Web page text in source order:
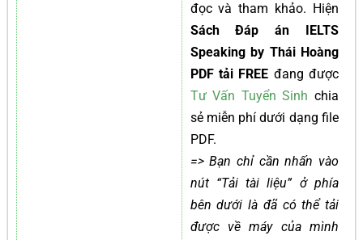
đọc và tham khảo. Hiện
Sách Đáp án IELTS
Speaking by Thái Hoàng
PDF tải FREE đang được
Tư Vấn Tuyển Sinh chia
sẻ miễn phí dưới dạng file
PDF.
=> Bạn chỉ cần nhấn vào
nút “Tải tài liệu” ở phía
bên dưới là đã có thể tải
được về máy của mình